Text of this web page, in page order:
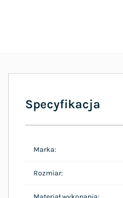
Specyfikacja
Marka:
Rozmiar: